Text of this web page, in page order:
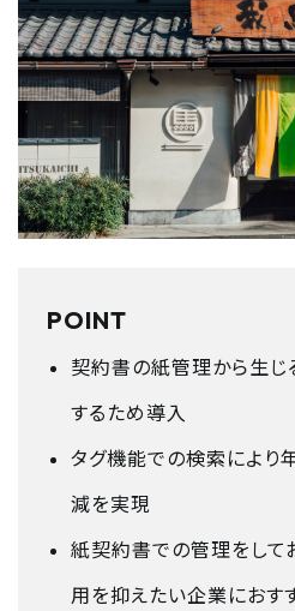
POINT
契約書の紙管理から生
するため導入
タグ機能での検索によ
減を実現
紙契約書での管理をして
用を抑えたい企業におす